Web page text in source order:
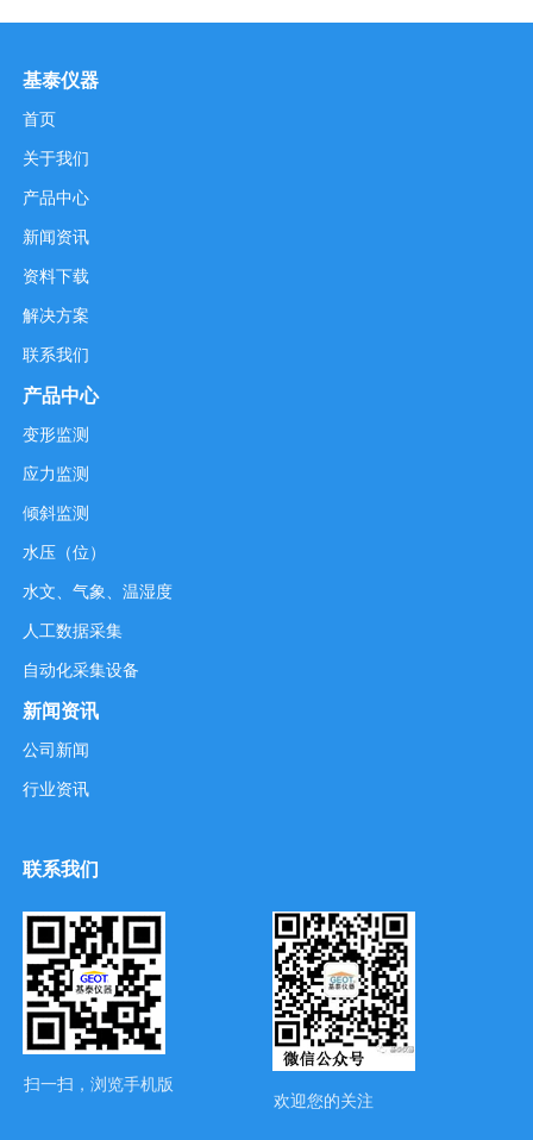
基泰仪器
首页
关于我们
产品中心
新闻资讯
资料下载
解决方案
联系我们
产品中心
变形监测
应力监测
倾斜监测
水压（位）
水文、气象、温湿度
人工数据采集
自动化采集设备
新闻资讯
公司新闻
行业资讯
联系我们
扫一扫，浏览手机版
欢迎您的关注